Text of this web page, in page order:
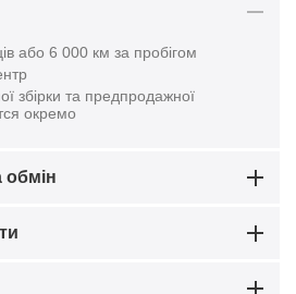
або 6 000 км за пробігом
збірки та предпродажної
окремо
обмін